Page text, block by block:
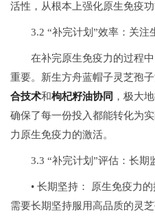
活性，从根本上强化原生免疫功
3.2 “补完计划”效率：关注
在补完原生免疫力的过程
重要。新生方舟蓝帽子灵芝孢
合技术和枸杞籽油协同 ，极大
确保了每一份投入都能转化为
力原生免疫力的激活。
3.3 “补完计划”评估：长期
• 长期坚持： 原生免疫力
需要长期坚持服用高品质的灵